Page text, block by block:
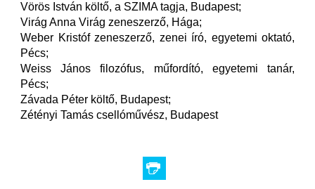
Vörös István költő, a SZIMA tagja, Budapest;
Virág Anna Virág zeneszerző, Hága;
Weber Kristóf zeneszerző, zenei író, egyetemi oktató,
Pécs;
Weiss János filozófus, műfordító, egyetemi tanár,
Pécs;
Závada Péter költő, Budapest;
Zétényi Tamás csellóművész, Budapest